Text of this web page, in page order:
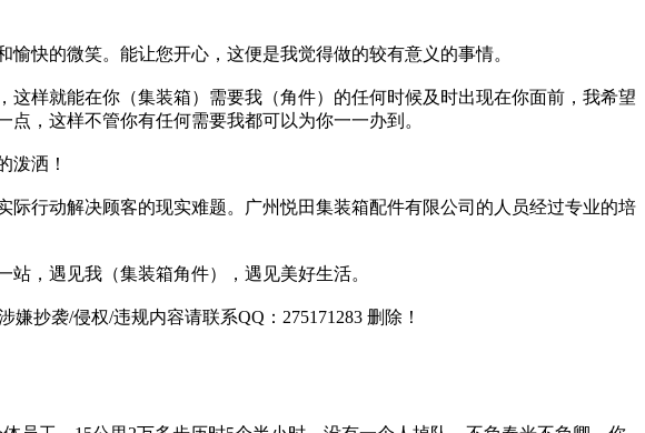
快的微笑。能让您开心，这便是我觉得做的较有意义的事情。
样就能在你（集装箱）需要我（角件）的任何时候及时出现在你面前，我希望
，这样不管你有任何需要我都可以为你一一办到。
泼洒！
行动解决顾客的现实难题。广州悦田集装箱配件有限公司的人员经过专业的培
，遇见我（集装箱角件），遇见美好生活。
抄袭/侵权/违规内容请联系QQ：275171283 删除！